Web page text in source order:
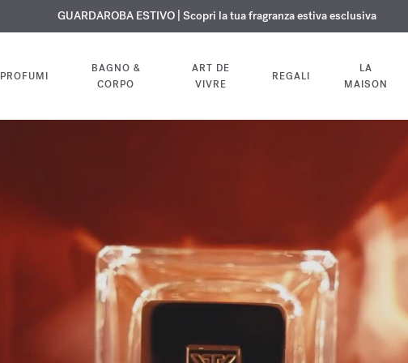
ESCLUSIVO | Scopri la nuova fragranza OUDvelvet moodnel tuo ordine*
INCISIONE GRATUITA | Su tutte le fragranze e gli oli per il corpo fino al 9 agosto
GUARDAROBA ESTIVO | Scopri la tua fragranza estiva esclusiva
PROFUMI
BAGNO &
CORPO
ART DE
VIVRE
REGALI
LA
MAISON